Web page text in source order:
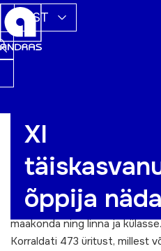
EST
XI
õppija
10. – 17. oktoober 2008
ERINEVADÜHESKOOS –
DIALOOG
TÕNi ajal jätkus tegevusi
maakonda ning linna ja külasse.
Korraldati 473 üritust, millest